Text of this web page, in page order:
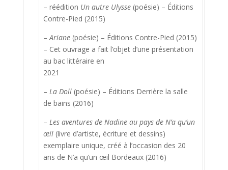
– réédition Un autre Ulysse (poésie) – Éditions
Contre-Pied (2015)
– Ariane (poésie) – Éditions Contre-Pied (2015)
– Cet ouvrage a fait l’objet d’une présentation
au bac littéraire en
2021
– La Doll (poésie) – Éditions Derrière la salle
de bains (2016)
– Les aventures de Nadine au pays de N’a qu’un
œil (livre d’artiste, écriture et dessins)
exemplaire unique, créé à l’occasion des 20
ans de N’a qu’un œil Bordeaux (2016)